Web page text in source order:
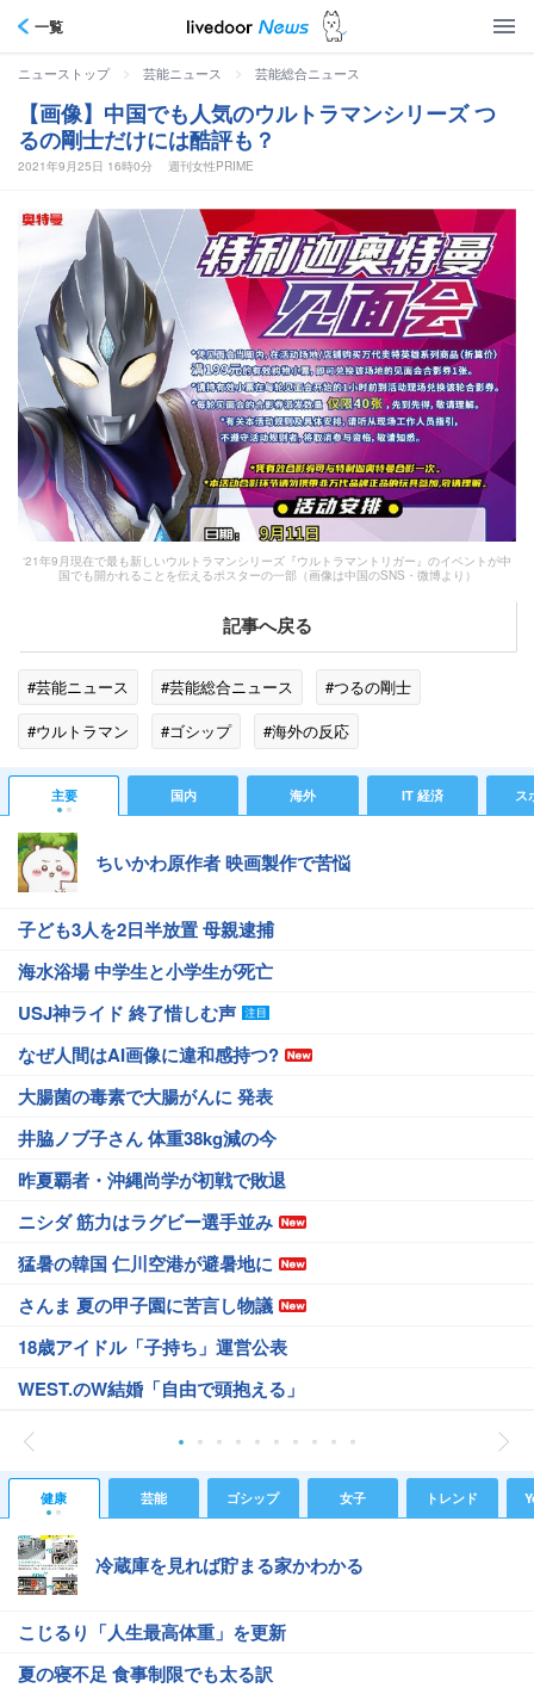
一覧
ニューストップ > 芸能ニュース > 芸能総合ニュース
【画像】中国でも人気のウルトラマンシリーズ つ
るの剛士だけには酷評も？
2021年9月25日 16時0分 週刊女性PRIME
‘21年9月現在で最も新しいウルトラマンシリーズ『ウルトラマントリガー』のイベントが中
国でも開かれることを伝えるポスターの一部（画像は中国のSNS・微博より）
記事へ戻る
#芸能ニュース #芸能総合ニュース
#つるの剛士
#ウルトラマン
#ゴシップ #海外の反応
主要 国内 海外 IT 経済 ス
ちいかわ原作者 映画製作で苦悩
子ども3人を2日半放置 母親逮捕
海水浴場 中学生と小学生が死亡
USJ神ライド 終了惜しむ声
なぜ人間はAI画像に違和感持つ?
大腸菌の毒素で大腸がんに 発表
井脇ノブ子さん 体重38kg減の今
昨夏覇者・沖縄尚学が初戦で敗退
ニシダ 筋力はラグビー選手並み
猛暑の韓国 仁川空港が避暑地に
さんま 夏の甲子園に苦言し物議
18歳アイドル「子持ち」運営公表
WEST.のW結婚「自由で頭抱える」
健康 芸能 ゴシップ 女子 トレンド
冷蔵庫を見れば貯まる家かわかる
こじるり「人生最高体重」を更新
夏の寝不足 食事制限でも太る訳